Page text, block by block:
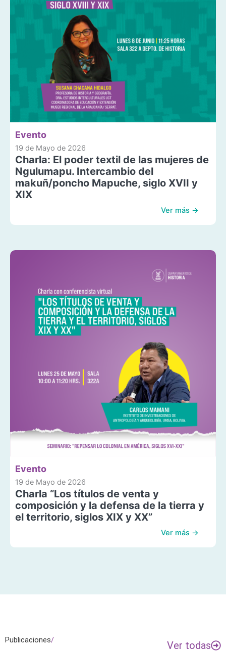
Evento
19 de Mayo de 2026
Charla: El poder textil de las mujeres de
Ngulumapu. Intercambio del
makuñ/poncho Mapuche, siglo XVII y
XIX
Ver más →
Evento
19 de Mayo de 2026
Charla “Los títulos de venta y
composición y la defensa de la tierra y
el territorio, siglos XIX y XX”
Ver más →
Publicaciones/ Ver todas